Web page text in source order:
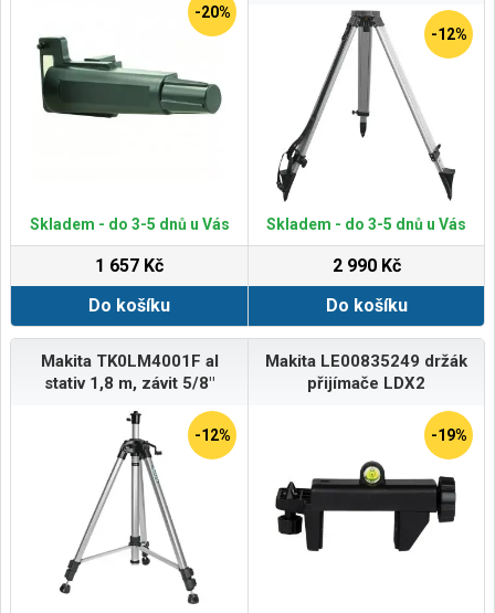
-20%
Skladem - do 3-5 dnů u Vás
1 657 Kč
Do košíku
-12%
Skladem - do 3-5 dnů u Vás
2 990 Kč
Do košíku
Makita TK0LM4001F al
stativ 1,8 m, závit 5/8"
-12%
Makita LE00835249 držák
přijímače LDX2
-19%